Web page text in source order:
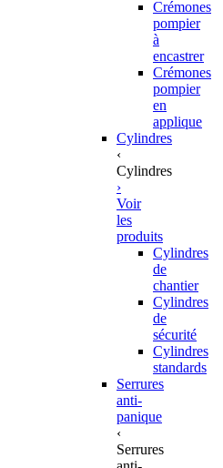
Crémones
pompier
à
encastrer
Crémones
pompier
en
applique
Cylindres
‹
Cylindres
›
Voir
les
produits
Cylindres
de
chantier
Cylindres
de
sécurité
Cylindres
standards
Serrures
anti-
panique
‹
Serrures